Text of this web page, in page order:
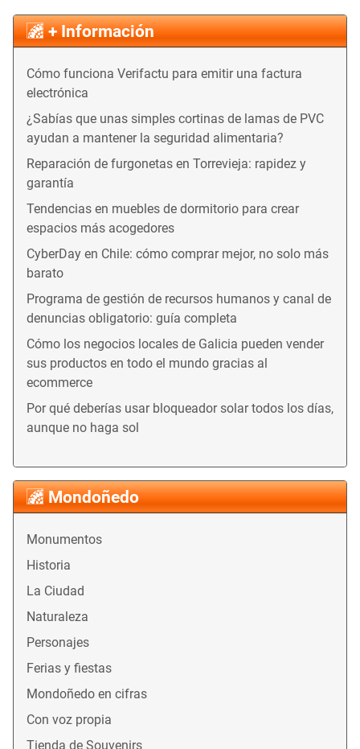
Mondoñedo
Monumentos
Historia
La Ciudad
Naturaleza
Personajes
Ferias y fiestas
Mondoñedo en cifras
Con voz propia
Tienda de Souvenirs
+ Información
Cómo funciona Verifactu para emitir una factura
electrónica
¿Sabías que unas simples cortinas de lamas de PVC
ayudan a mantener la seguridad alimentaria?
Reparación de furgonetas en Torrevieja: rapidez y
garantía
Tendencias en muebles de dormitorio para crear
espacios más acogedores
CyberDay en Chile: cómo comprar mejor, no solo más
barato
Programa de gestión de recursos humanos y canal de
denuncias obligatorio: guía completa
Cómo los negocios locales de Galicia pueden vender
sus productos en todo el mundo gracias al
ecommerce
Por qué deberías usar bloqueador solar todos los días,
aunque no haga sol